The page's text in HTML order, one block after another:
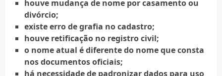
houve mudança de nome por casamento ou
divórcio;
existe erro de grafia no cadastro;
houve retificação no registro civil;
o nome atual é diferente do nome que consta
nos documentos oficiais;
há necessidade de padronizar dados para uso